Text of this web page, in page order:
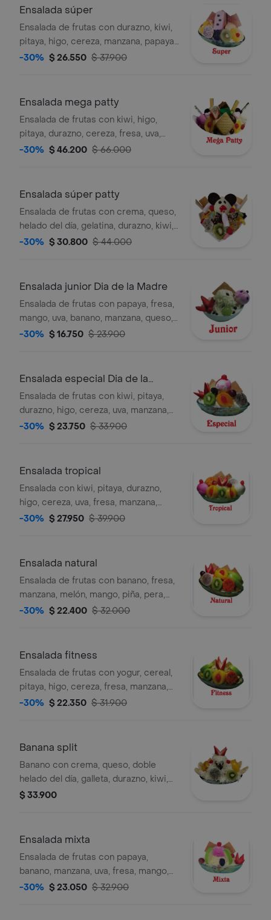
Ensalada súper
Ensalada de frutas con durazno, kiwi,
pitaya, higo, cereza, manzana, papaya,
mango, galleta y helado de galleta,
-30% $ 26.550 $ 37.900
Ensalada mega patty
Ensalada de frutas con kiwi, higo,
pitaya, durazno, cereza, fresa, uva,
manzana, gomas, masmelo, pepitas
gelatina, galleta y brownie, porción
-30% $ 46.200 $ 66.000
Ensalada súper patty
Ensalada de frutas con crema, queso,
helado del día, gelatina, durazno, kiwi,
pitaya, higo, cereza, fresas, manzana,
-30% $ 30.800 $ 44.000
Ensalada junior Dia de la Madre
Ensalada de frutas con papaya, fresa,
mango, uva, banano, manzana, queso, 1
bola de helado del día y 1 galleta,
-30% $ 16.750 $ 23.900
Ensalada especial Dia de la
Madre
Ensalada de frutas con kiwi, pitaya,
durazno, higo, cereza, uva, manzana,
fresa, galleta y helado del día, porción
-30% $ 23.750 $ 33.900
Ensalada tropical
Ensalada con kiwi, pitaya, durazno,
higo, cereza, uva, fresa, manzana,
crema, queso y doble bola de helado
-30% $ 27.950 $ 39.900
Ensalada natural
Ensalada de frutas con banano, fresa,
manzana, melón, mango, piña, pera,
kiwi, pitaya, higo, cereza, fresa,
-30% $ 22.400 $ 32.000
Ensalada fitness
Ensalada de frutas con yogur, cereal,
pitaya, higo, cereza, fresa, manzana,
kiwi y uva, porción personal.
-30% $ 22.350 $ 31.900
Banana split
Banano con crema, queso, doble
helado del día, galleta, durazno, kiwi,
pitaya, higo, cereza y fresa, porción
$ 33.900
Ensalada mixta
Ensalada de frutas con papaya,
banano, manzana, uva, fresa, mango,
coco, queso, manzana verde, 1 bola
-30% $ 23.050 $ 32.900